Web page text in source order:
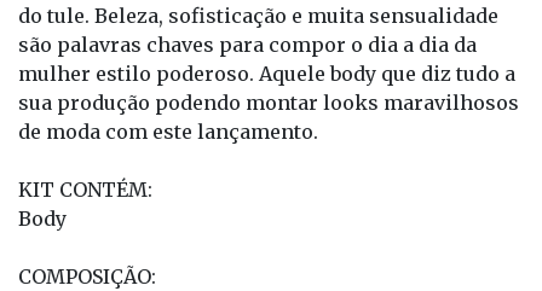
do tule. Beleza, sofisticação e muita sensualidade
são palavras chaves para compor o dia a dia da
mulher estilo poderoso. Aquele body que diz tudo a
sua produção podendo montar looks maravilhosos
de moda com este lançamento.
KIT CONTÉM:
Body
COMPOSIÇÃO: